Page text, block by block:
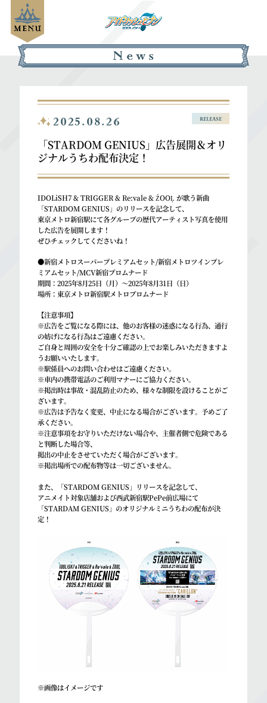
2025.08.26 RELEASE
「STARDOM GENIUS」広告展開＆オリ
ジナルうちわ配布決定！
IDOLiSH7 & TRIGGER & Re:vale & ŹOOĻ が歌う新曲
「STARDOM GENIUS」のリリースを記念して、
東京メトロ新宿駅にて各グループの歴代アーティスト写真を使用
した広告を展開します！
ぜひチェックしてくださいね！
●新宿メトロスーパープレミアムセット/新宿メトロツインプレ
ミアムセット/MCV新宿プロムナード
期間：2025年8月25日（月）～2025年8月31日（日）
場所：東京メトロ新宿駅メトロプロムナード
【注意事項】
※広告をご覧になる際には、他のお客様の迷惑になる行為、通行
の妨げになる行為はご遠慮ください。
ご自身と周囲の安全を十分ご確認の上でお楽しみいただきますよ
うお願いいたします。
※駅係員へのお問い合わせはご遠慮ください。
※車内の携帯電話のご利用マナーにご協力ください。
※掲出時は事故・混乱防止のため、様々な制限を設けることがご
ざいます。
※広告は予告なく変更、中止になる場合がございます。予めご了
承ください。
※注意事項をお守りいただけない場合や、主催者側で危険である
と判断した場合等、
掲出の中止をさせていただく場合がございます。
※掲出場所での配布物等は一切ございません。
また、「STARDOM GENIUS」リリースを記念して、
アニメイト対象店舗および西武新宿駅PePe前広場にて
「STARDAM GENIUS」のオリジナルミニうちわの配布が決
定！
※画像はイメージです